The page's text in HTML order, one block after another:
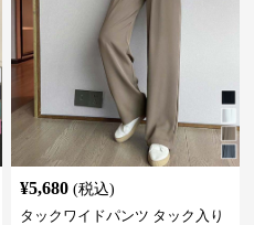
¥5,680 (税込)
タックワイドパンツ タック入り